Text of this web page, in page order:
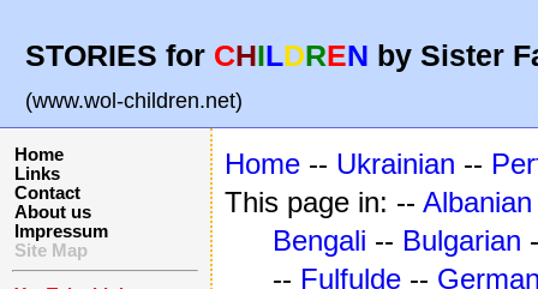
STORIES for CHILDREN by Sister
(www.wol-children.net)
Home
Links
Contact
About us
Impressum
Site Map
Home -- Ukrainian --
This page in: -- Albanian
Bengali -- Bulgarian
-- Fulfulde --